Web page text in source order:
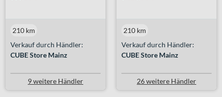
Verkauf durch Händler:
CUBE Store Mainz
210 km
9 weitere Händler
Verkauf durch Händler:
CUBE Store Mainz
210 km
26 weitere Händler